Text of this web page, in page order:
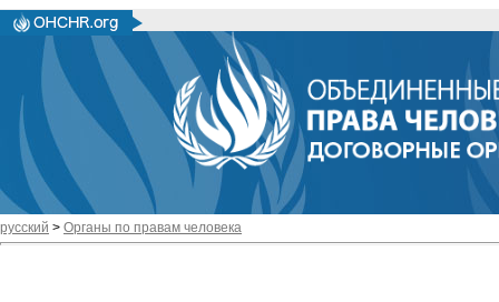
русский > Органы по правам человека